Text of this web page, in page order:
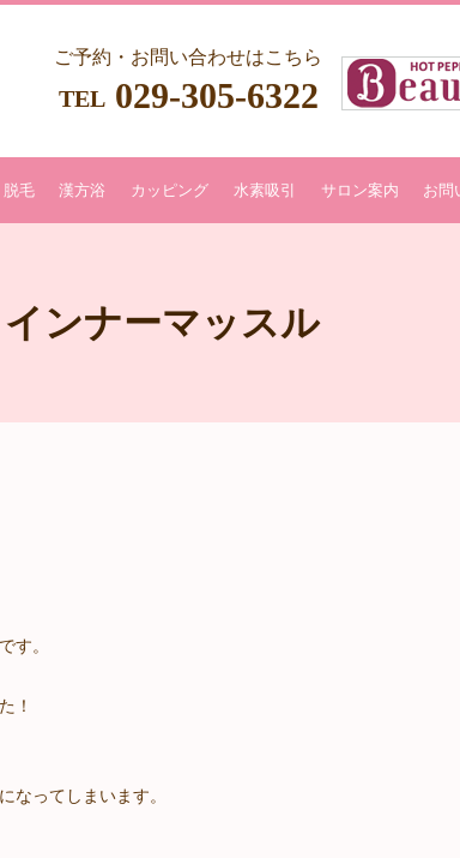
ご予約・お問い合わせはこちら
TEL029-305-6322
脱毛 漢方浴 カッピング 水素吸引 サロン案内 お問
インナーマッスル
す。
！
なってしまいます。